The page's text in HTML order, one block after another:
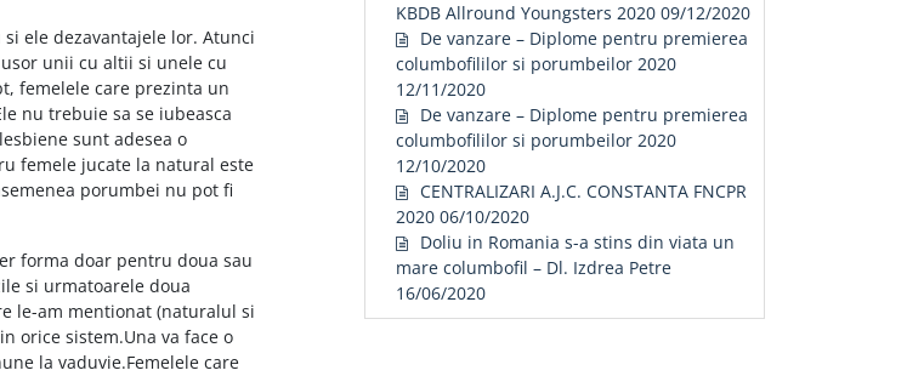
ele dezavantajele lor. Atunci
unii cu altii si unele cu
femelele care prezinta un
nu trebuie sa se iubeasca
sunt adesea o
femele jucate la natural este
porumbei nu pot fi
forma doar pentru doua sau
si urmatoarele doua
le-am mentionat (naturalul si
orice sistem.Una va face o
la vaduvie.Femelele care
KBDB Allround Youngsters 2020 09/12/2020
De vanzare – Diplome pentru premierea
columbofililor si porumbeilor 2020
12/11/2020
De vanzare – Diplome pentru premierea
columbofililor si porumbeilor 2020
12/10/2020
CENTRALIZARI A.J.C. CONSTANTA FNCPR
2020 06/10/2020
Doliu in Romania s-a stins din viata un
mare columbofil – Dl. Izdrea Petre
16/06/2020